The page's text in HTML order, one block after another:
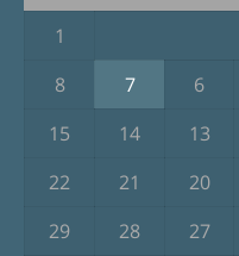
1
6
7
8
13
14
15
20
21
22
27
28
29